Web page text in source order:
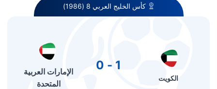
كأس الخليج العربي 8 (1986)
الكويت
1 - 0
الإمارات العربية
المتحدة